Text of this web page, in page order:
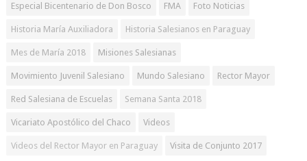
Especial Bicentenario de Don Bosco FMA Foto Noticias
Historia María Auxiliadora Historia Salesianos en Paraguay
Mes de María 2018 Misiones Salesianas
Movimiento Juvenil Salesiano Mundo Salesiano Rector Mayor
Red Salesiana de Escuelas Semana Santa 2018
Vicariato Apostólico del Chaco Videos
Videos del Rector Mayor en Paraguay Visita de Conjunto 2017